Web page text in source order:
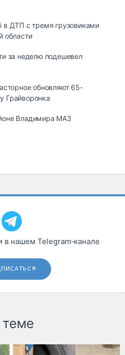
в ДТП с тремя грузовиками
области
за неделю подешевел
обновляют 65-
Грайворонка
Владимира МАЗ
в нашем Telegram‑канале